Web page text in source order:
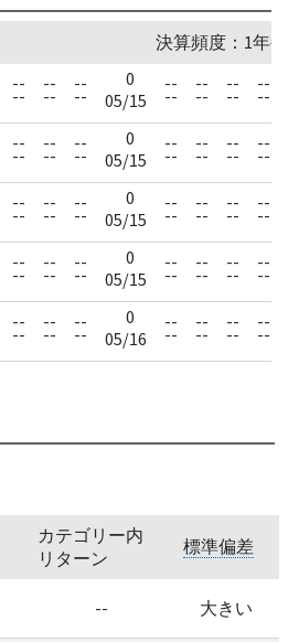
決算頻度：1年
--
--
--
--
--
--
0
05/15
--
--
--
--
--
--
--
--
--
--
--
--
--
--
0
05/15
--
--
--
--
--
--
--
--
--
--
--
--
--
--
0
05/15
--
--
--
--
--
--
--
--
--
--
--
--
--
--
0
05/15
--
--
--
--
--
--
--
--
--
--
--
--
--
--
0
05/16
--
--
--
--
--
--
--
--
カテゴリー内
リターン
標準偏差
-- 大きい